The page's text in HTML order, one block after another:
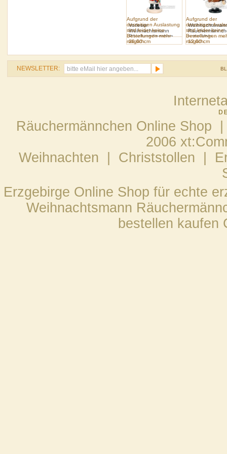
Vorleser
Weihnachtsmann
Räuchermännchen
mit Zettel
26.00 cm
Aufgrund der
derzeitigen Auslastung
sind leider keine
Bestellungen mehr
möglich.
natur klein
12.00 cm
Aufgrund der
derzeitigen
sind leider keine
Bestellungen
möglich.
NEWSLETTER:
Räuchermännchen Online
2006
Weihnachten
Christstollen
Erzgebirge Online Shop für echte
Weihnachtsmann
bestellen kaufen